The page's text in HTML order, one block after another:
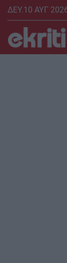
Skip
content
ΔΕΥ.10 ΑΥΓ